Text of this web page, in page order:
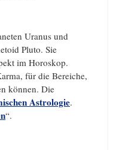
Uranus und
Pluto. Sie
im Horoskop.
für die Bereiche,
können. Die
Astrologie.
“.